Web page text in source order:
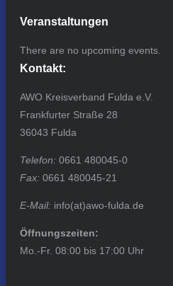
Veranstaltungen
There are no upcoming events.
Kontakt:
AWO Kreisverband Fulda e.V.
Frankfurter Straße 28
36043 Fulda
Telefon: 0661 480045-0
Fax: 0661 480045-21
E-Mail: info(at)awo-fulda.de
Öffnungszeiten:
Mo.-Fr. 08:00 bis 17:00 Uhr